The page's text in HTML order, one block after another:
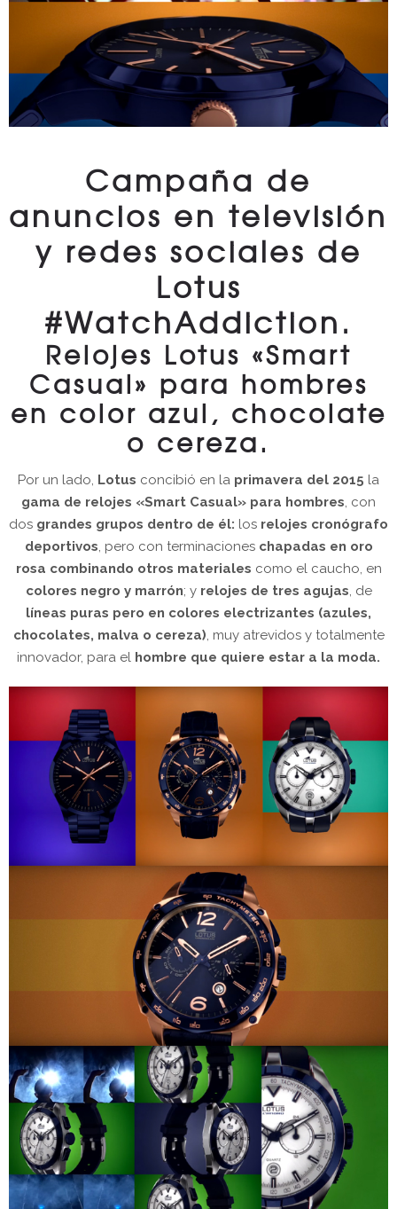
Campaña de
anuncios en televisión
y redes sociales de
Lotus
#WatchAddiction.
Relojes Lotus «Smart
Casual» para hombres
en color azul, chocolate
o cereza.
Por un lado, Lotus concibió en la primavera del 2015 la
gama de relojes «Smart Casual» para hombres, con
dos grandes grupos dentro de él: los relojes cronógrafo
deportivos, pero con terminaciones chapadas en oro
rosa combinando otros materiales como el caucho, en
colores negro y marrón; y relojes de tres agujas, de
líneas puras pero en colores electrizantes (azules,
chocolates, malva o cereza), muy atrevidos y totalmente
innovador, para el hombre que quiere estar a la moda.